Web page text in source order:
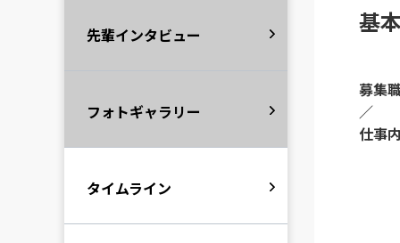
基
募集
／
仕事
先輩インタビュー
フォトギャラリー
タイムライン